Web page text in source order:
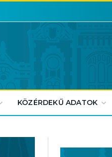
KÖZÉRDEKŰ ADATOK